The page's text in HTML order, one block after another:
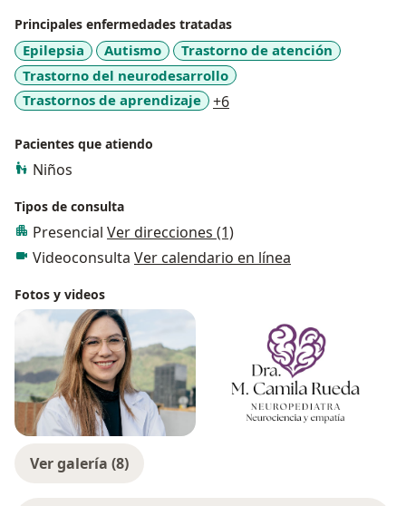
Principales enfermedades tratadas
Epilepsia Autismo
Trastorno de atención
Trastorno del neurodesarrollo
Trastornos de aprendizaje
+6a11y_sr_more_diseases
Pacientes que atiendo
Niños
Tipos de consulta
Presencial Ver direcciones (1)
Videoconsulta Ver calendario en línea
Fotos y videos
Ver galería (8)